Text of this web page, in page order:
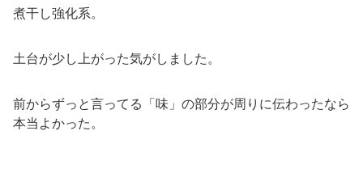
煮干し強化系。
土台が少し上がった気がしました。
前からずっと言ってる「味」の部分が周りに伝わったなら
本当よかった。